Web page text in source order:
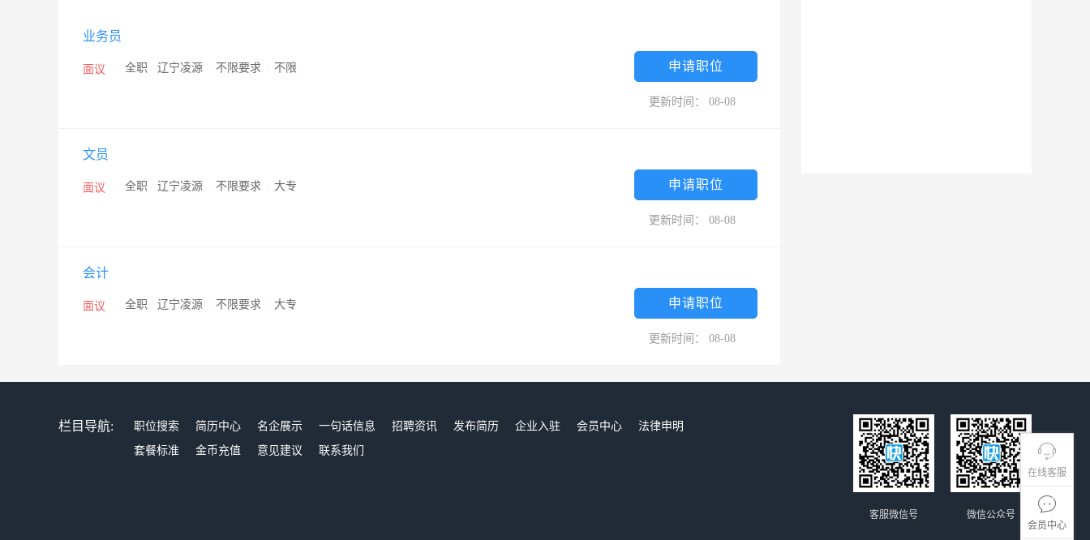
在线客服
会员中心
业务员
面议 全职 辽宁凌源 不限要求 不限 申请职位
更新时间： 08-08
文员
面议 全职 辽宁凌源 不限要求 大专 申请职位
更新时间： 08-08
会计
面议 全职 辽宁凌源 不限要求 大专 申请职位
更新时间： 08-08
栏目导航: 职位搜索 简历中心 名企展示 一句话信息 招聘资讯 发布简历 企业入驻 会员中心
法律申明
套餐标准
金币充值 意见建议 联系我们
微信公众号
客服微信号